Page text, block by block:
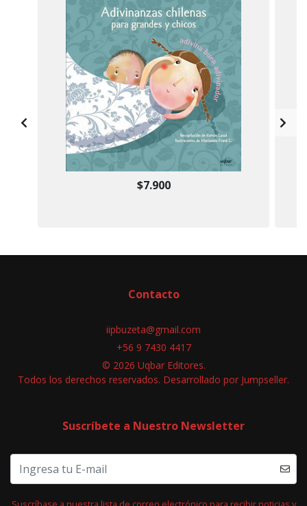
$7.900
Contacto
iipbuzeta@gmail.com
+56 9 7430 4417
© 2026 Uqbar Editores.
Todos los derechos reservados. Desarrollado por Jumpseller.
Suscríbete a Nuestro Newsletter